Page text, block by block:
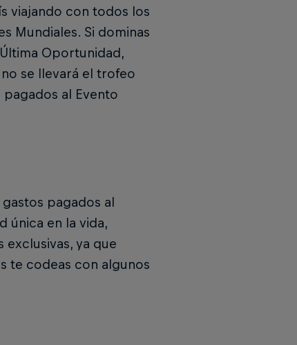
viajando con todos los
Mundiales. Si dominas
Oportunidad,
se llevará el trofeo
pagados al Evento
pagados al
única en la vida,
ya que
te codeas con algunos